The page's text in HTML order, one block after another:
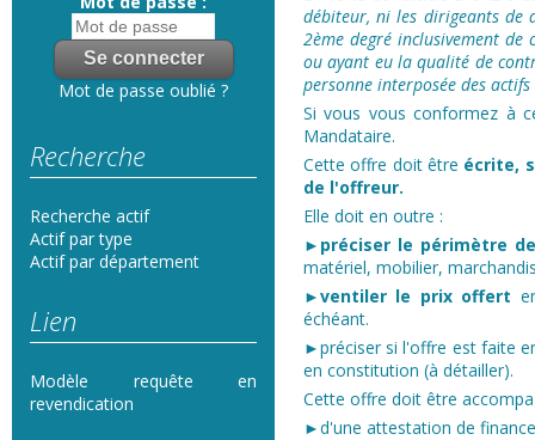
Mot de passe oublié ?
Recherche
Recherche actif
Actif par type
Actif par département
Lien
Modèle requête en
revendication
débiteur, ni les dirigeants de
2ème degré inclusivement
ou ayant eu la qualité de
personne interposée des
Si vous vous conformez à
Mandataire.
Cette offre doit être écrite,
de l'offreur.
Elle doit en outre :
►préciser le périmètre
matériel, mobilier,
►ventiler le prix offert
échéant.
►préciser si l'offre est faite
en constitution (à détailler).
Cette offre doit être
►d'une attestation de